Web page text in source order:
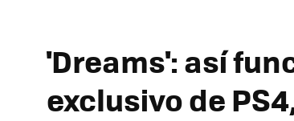
'Dreams': así
exclusivo de